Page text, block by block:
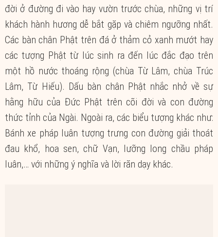
đời ở đường đi vào hay vườn trước chùa, những vị trí
khách hành hương dễ bắt gặp và chiêm ngưỡng nhất.
Các bàn chân Phật trên đá ở thảm cỏ xanh mướt hay
các tượng Phật từ lúc sinh ra đến lúc đắc đạo trên
một hồ nước thoáng rộng (chùa Từ Lâm, chùa Trúc
Lâm, Từ Hiếu). Dấu bàn chân Phật nhắc nhở về sự
hằng hữu của Đức Phật trên cõi đời và con đường
thức tỉnh của Ngài. Ngoài ra, các biểu tượng khác như:
Bánh xe pháp luân tượng trưng con đường giải thoát
đau khổ, hoa sen, chữ Vạn, lưỡng long chầu pháp
luân,… với những ý nghĩa và lời răn dạy khác.